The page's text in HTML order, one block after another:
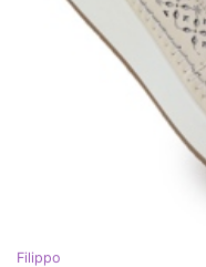
Filippo